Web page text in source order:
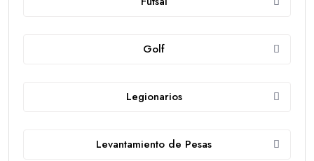
Golf
Legionarios
Levantamiento de Pesas